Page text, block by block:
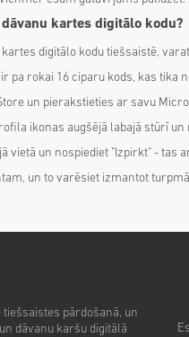
kartes digitālo kodu?
digitālo kodu tiešsaistē,
pa rokai 16 ciparu kods, kas tika
un pierakstieties ar savu
ikonas augšējā labajā stūrī un
vietā un nospiediet "Izpirkt" - tas
un to varēsiet izmantot
tiešsaistes pārdošanā, un
dāvanu karšu digitālā